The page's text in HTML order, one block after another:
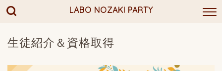
LABO NOZAKI PARTY
生徒紹介＆資格取得